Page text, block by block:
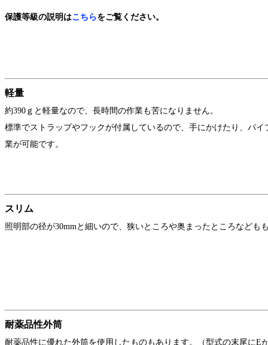
保護等級の説明はこちらをご覧ください。
軽量
約390ｇと軽量なので、長時間の作業も苦になりません。
標準でストラップやフックが付属しているので、手にかけたり、パ
業が可能です。
スリム
照明部の径が30mmと細いので、狭いところや奥まったところなども
耐薬品性外筒
耐薬品性に優れた外筒を使用したものもあります。（型式の末尾にE